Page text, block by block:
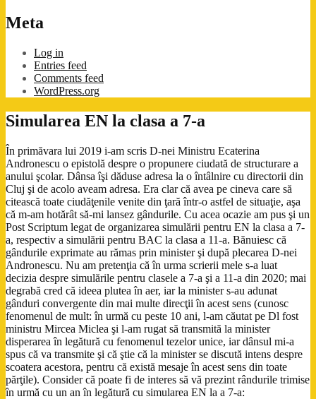
Meta
Log in
Entries feed
Comments feed
WordPress.org
Simularea EN la clasa a 7-a
În primăvara lui 2019 i-am scris D-nei Ministru Ecaterina
Andronescu o epistolă despre o propunere ciudată de structurare a
anului şcolar. Dânsa îşi dăduse adresa la o întâlnire cu directorii din
Cluj şi de acolo aveam adresa. Era clar că avea pe cineva care să
citească toate ciudăţenile venite din ţară într-o astfel de situaţie, aşa
că m-am hotărât să-mi lansez gândurile. Cu acea ocazie am pus şi un
Post Scriptum legat de organizarea simulării pentru EN la clasa a 7-
a, respectiv a simulării pentru BAC la clasa a 11-a. Bănuiesc că
gândurile exprimate au rămas prin minister şi după plecarea D-nei
Andronescu. Nu am pretenţia că în urma scrierii mele s-a luat
decizia despre simulările pentru clasele a 7-a şi a 11-a din 2020; mai
degrabă cred că ideea plutea în aer, iar la minister s-au adunat
gânduri convergente din mai multe direcţii în acest sens (cunosc
fenomenul de mult: în urmă cu peste 10 ani, l-am căutat pe Dl fost
ministru Mircea Miclea şi l-am rugat să transmită la minister
disperarea în legătură cu fenomenul tezelor unice, iar dânsul mi-a
spus că va transmite şi că ştie că la minister se discută intens despre
scoatera acestora, pentru că există mesaje în acest sens din toate
părţile). Consider că poate fi de interes să vă prezint rândurile trimise
în urmă cu un an în legătură cu simularea EN la a 7-a: